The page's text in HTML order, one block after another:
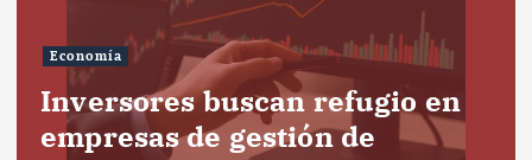
Economía
Inversores buscan refugio en
empresas de gestión de